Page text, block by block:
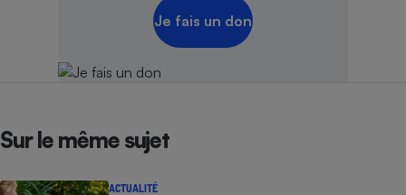
Je fais un don
Sur le même sujet
ACTUALITÉ